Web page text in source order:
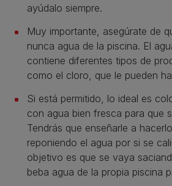
ayúdalo siempre.
Muy importante, asegúrate de
nunca agua de la piscina. El
contiene diferentes tipos de
como el cloro, que le pueden
Si está permitido, lo ideal es
con agua bien fresca para que
Tendrás que enseñarle a
reponiendo el agua por si se
objetivo es que se vaya
beba agua de la propia piscina